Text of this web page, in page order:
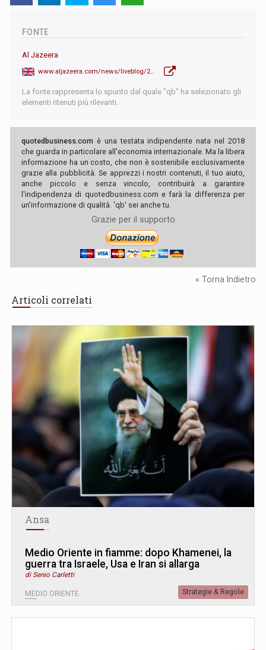
FONTE
Al Jazeera
www.aljazeera.com/news/liveblog/2025/6/15/live-iran-fires-missiles-as-israel-strikes-oil-facility-in-tehran
La fonte rappresenta lo spunto dal quale "qb" ha selezionato gli
elementi ritenuti più rilevanti.
quotedbusiness.com è una testata indipendente nata nel 2018
che guarda in particolare all'economia internazionale. Ma la libera
informazione ha un costo, che non è sostenibile esclusivamente
grazie alla pubblicità. Se apprezzi i nostri contenuti, il tuo aiuto,
anche piccolo e senza vincolo, contribuirà a garantire
l'indipendenza di quotedbusiness.com e farà la differenza per
un'informazione di qualità. 'qb' sei anche tu.
Grazie per il supporto
« Torna Indietro
Articoli correlati
Ansa
Medio Oriente in fiamme: dopo Khamenei, la
guerra tra Israele, Usa e Iran si allarga
di Senio Carletti
MEDIO ORIENTE Strategie & Regole